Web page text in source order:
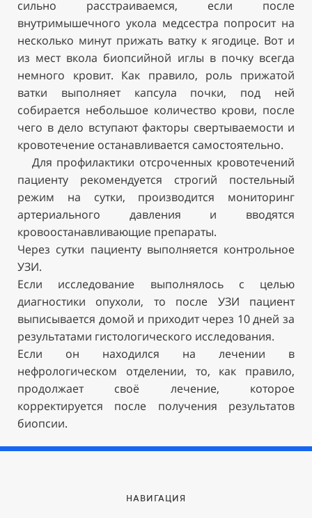
сильно расстраиваемся, если после
внутримышечного укола медсестра попросит на
несколько минут прижать ватку к ягодице. Вот и
из мест вкола биопсийной иглы в почку всегда
немного кровит. Как правило, роль прижатой
ватки выполняет капсула почки, под ней
собирается небольшое количество крови, после
чего в дело вступают факторы свертываемости и
кровотечение останавливается самостоятельно.
Для профилактики отсроченных кровотечений
пациенту рекомендуется строгий постельный
режим на сутки, производится мониторинг
артериального давления и вводятся
кровоостанавливающие препараты.
Через сутки пациенту выполняется контрольное
УЗИ.
Если исследование выполнялось с целью
диагностики опухоли, то после УЗИ пациент
выписывается домой и приходит через 10 дней за
результатами гистологического исследования.
Если он находился на лечении в
нефрологическом отделении, то, как правило,
продолжает своё лечение, которое
корректируется после получения результатов
биопсии.
НАВИГАЦИЯ